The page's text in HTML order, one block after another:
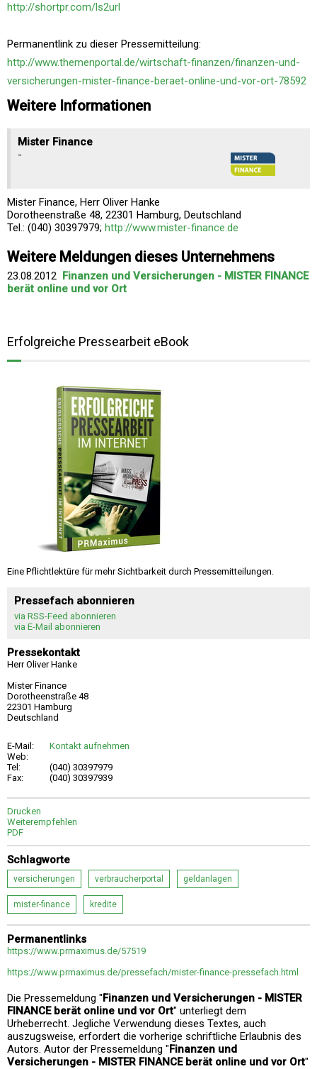
http://shortpr.com/ls2url
Permanentlink zu dieser Pressemitteilung:
http://www.themenportal.de/wirtschaft-finanzen/finanzen-und-
versicherungen-mister-finance-beraet-online-und-vor-ort-78592
Weitere Informationen
Mister Finance
-
Mister Finance, Herr Oliver Hanke
Dorotheenstraße 48, 22301 Hamburg, Deutschland
Tel.: (040) 30397979; http://www.mister-finance.de
Weitere Meldungen dieses Unternehmens
23.08.2012 Finanzen und Versicherungen - MISTER FINANCE
berät online und vor Ort
Erfolgreiche Pressearbeit eBook
Eine Pflichtlektüre für mehr Sichtbarkeit durch Pressemitteilungen.
Pressefach abonnieren
via RSS-Feed abonnieren
via E-Mail abonnieren
Pressekontakt
Herr Oliver Hanke
Mister Finance
Dorotheenstraße 48
22301 Hamburg
Deutschland
E-Mail:
Kontakt aufnehmen
Web:
Tel:
(040) 30397979
Fax:
(040) 30397939
Drucken
Weiterempfehlen
PDF
Schlagworte
versicherungen verbraucherportal geldanlagen
mister-finance kredite
Permanentlinks
https://www.prmaximus.de/57519
https://www.prmaximus.de/pressefach/mister-finance-pressefach.html
Die Pressemeldung "Finanzen und Versicherungen - MISTER
FINANCE berät online und vor Ort" unterliegt dem
Urheberrecht. Jegliche Verwendung dieses Textes, auch
auszugsweise, erfordert die vorherige schriftliche Erlaubnis des
Autors. Autor der Pressemeldung "Finanzen und
Versicherungen - MISTER FINANCE berät online und vor Ort"